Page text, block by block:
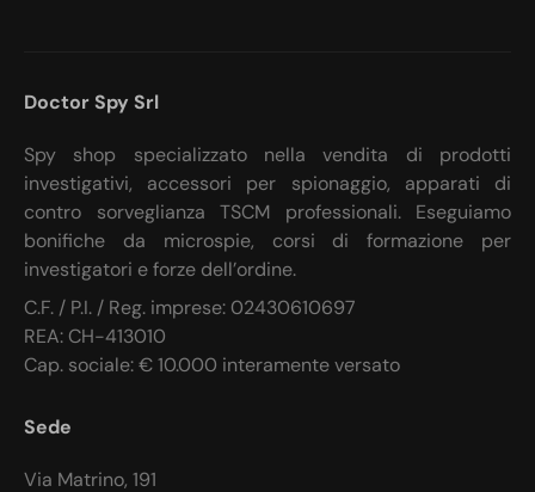
Doctor Spy Srl
Spy shop specializzato nella vendita di prodotti
investigativi, accessori per spionaggio, apparati di
contro sorveglianza TSCM professionali. Eseguiamo
bonifiche da microspie, corsi di formazione per
investigatori e forze dell’ordine.
C.F. / P.I. / Reg. imprese: 02430610697
REA: CH-413010
Cap. sociale: € 10.000 interamente versato
Sede
Via Matrino, 191